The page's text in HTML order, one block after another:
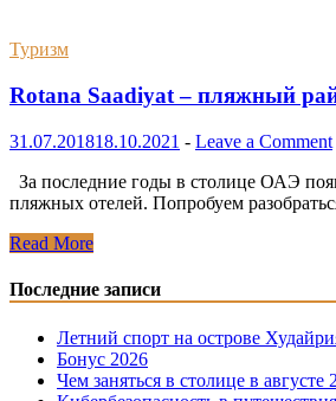
Туризм
Rotana Saadiyat – пляжный
31.07.201818.10.2021 - Leave a Comment
За последние годы в столице ОАЭ
пляжных отелей. Попробуем
Rotana
–
пляжный
Read More
Последние записи
Летний спорт на острове
Бонус 2026
Чем заняться в столице в августе